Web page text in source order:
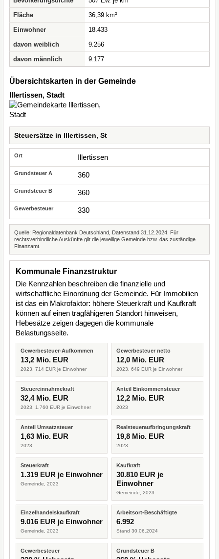
Fläche
36,39 km²
Einwohner
18.433
davon weiblich
9.256
davon männlich
9.177
Übersichtskarten in der Gemeinde
Illertissen, Stadt
Steuersätze in Illertissen, St
Illertissen
360
360
330
Quelle: Regionaldatenbank Deutschland, Datenstand 31.12.2024. Für
rechtsverbindliche Auskünfte gilt die jeweilige Gemeinde bzw. das zuständige
Finanzamt.
Kommunale Finanzstruktur
Die Kennzahlen beschreiben die finanzielle und
wirtschaftliche Einordnung der Gemeinde. Für Immobilien
ist das ein Makrofaktor: höhere Steuerkraft und Kaufkraft
können auf einen tragfähigeren Standort hinweisen,
Hebesätze zeigen dagegen die kommunale
Belastungsseite.
Gewerbesteuer-Aufkommen
13,2 Mio. EUR
2023, 714 EUR je Einwohner
Gewerbesteuer netto
12,0 Mio. EUR
2023, 649 EUR je Einwohner
Steuereinnahmekraft
32,4 Mio. EUR
2023, 1.760 EUR je Einwohner
Anteil Einkommensteuer
12,2 Mio. EUR
2023
Anteil Umsatzsteuer
1,63 Mio. EUR
2023
Realsteueraufbringungskraft
19,8 Mio. EUR
2023
Steuerkraft
1.319 EUR je Einwohner
Gemeinde, 2023
Kaufkraft
30.810 EUR je
Einwohner
Gemeinde, 2023
Einzelhandelskaufkraft
9.016 EUR je Einwohner
Gemeinde, 2023
Arbeitsort-Beschäftigte
6.992
Stand 30.06.2024
Gewerbesteuer Grundsteuer B